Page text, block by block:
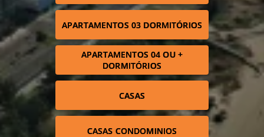
APARTAMENTOS 03 DORMITÓRIOS
APARTAMENTOS 04 OU +
DORMITÓRIOS
CASAS
CASAS CONDOMINIOS